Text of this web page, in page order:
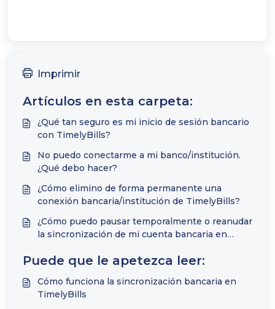
Imprimir
Artículos en esta carpeta:
¿Qué tan seguro es mi inicio de sesión bancario
con TimelyBills?
No puedo conectarme a mi banco/institución.
¿Qué debo hacer?
¿Cómo elimino de forma permanente una
conexión bancaria/institución de TimelyBills?
¿Cómo puedo pausar temporalmente o reanudar
la sincronización de mi cuenta bancaria en
Puede que le apetezca leer:
Cómo funciona la sincronización bancaria en
TimelyBills